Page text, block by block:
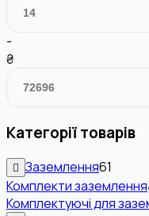
-
₴
Категорії товарів
Заземлення61
Комплекти заземлення
Комплектуючі для